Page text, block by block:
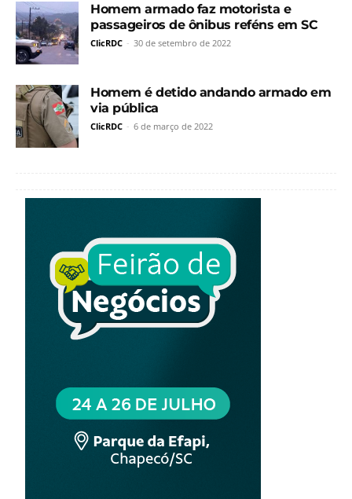
Homem armado faz motorista e
passageiros de ônibus reféns em SC
ClicRDC - 30 de setembro de 2022
Homem é detido andando armado em
via pública
ClicRDC - 6 de março de 2022